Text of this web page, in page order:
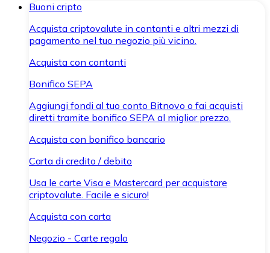
Buoni cripto
Acquista criptovalute in contanti e altri mezzi di
pagamento nel tuo negozio più vicino.
Acquista con contanti
Bonifico SEPA
Aggiungi fondi al tuo conto Bitnovo o fai acquisti
diretti tramite bonifico SEPA al miglior prezzo.
Acquista con bonifico bancario
Carta di credito / debito
Usa le carte Visa e Mastercard per acquistare
criptovalute. Facile e sicuro!
Acquista con carta
Negozio - Carte regalo